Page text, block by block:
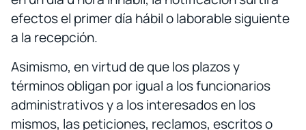
efectos el primer día hábil o laborable siguiente
a la recepción.
Asimismo, en virtud de que los plazos y
términos obligan por igual a los funcionarios
administrativos y a los interesados en los
mismos, las peticiones, reclamos, escritos o